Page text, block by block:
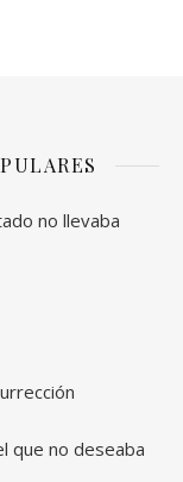
no llevaba
que no deseaba